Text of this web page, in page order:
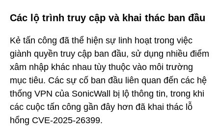
Các lộ trình truy cập và khai thác ban đầu
Kẻ tấn công đã thể hiện sự linh hoạt trong việc
giành quyền truy cập ban đầu, sử dụng nhiều điểm
xâm nhập khác nhau tùy thuộc vào môi trường
mục tiêu. Các sự cố ban đầu liên quan đến các hệ
thống VPN của SonicWall bị lộ thông tin, trong khi
các cuộc tấn công gần đây hơn đã khai thác lỗ
hổng CVE-2025-26399.